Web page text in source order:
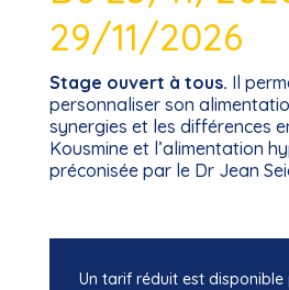
29/11/2026
Stage ouvert à tous. Il
personnaliser son
synergies et les différences
Kousmine et l’alimentation
préconisée par le Dr Jean
Un tarif réduit est disponible